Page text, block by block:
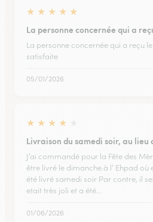
★ ★ ★ ★ ★
La personne concernée qui a
La personne concernée qui a reçu
satisfaite
05/01/2026
★ ★ ★ ★
Livraison du samedi soir, au lieu
J’ai commandé pour la Fête des
être livré le dimanche.à l’ Ehpad
été livré samedi soir Par contre, il
etait très joli et a été…
01/06/2026